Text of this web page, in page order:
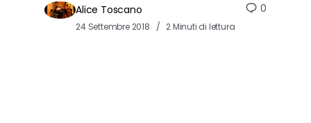
Alice Toscano
24 Settembre 2018 2 Minuti di lettura
0